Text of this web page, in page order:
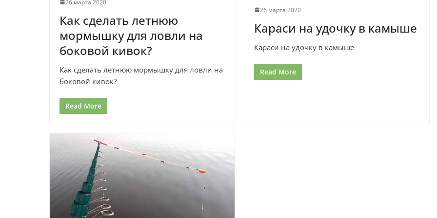
26 марта 2020
Как сделать летнюю
мормышку для ловли на
боковой кивок?
Как сделать летнюю мормышку для ловли на
боковой кивок?
Read More
26 марта 2020
Караси на удочку в камыше
Караси на удочку в камыше
Read More